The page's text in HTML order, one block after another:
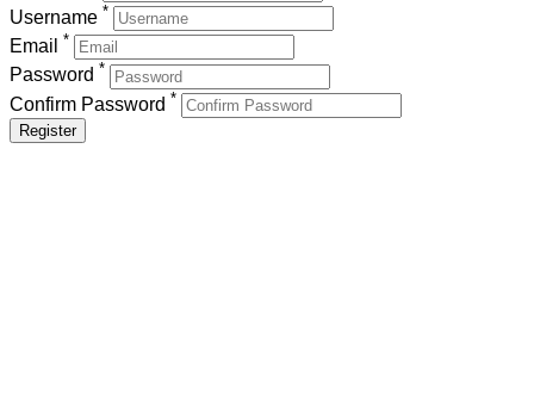
Username *
Email *
Password *
Confirm Password *
Register